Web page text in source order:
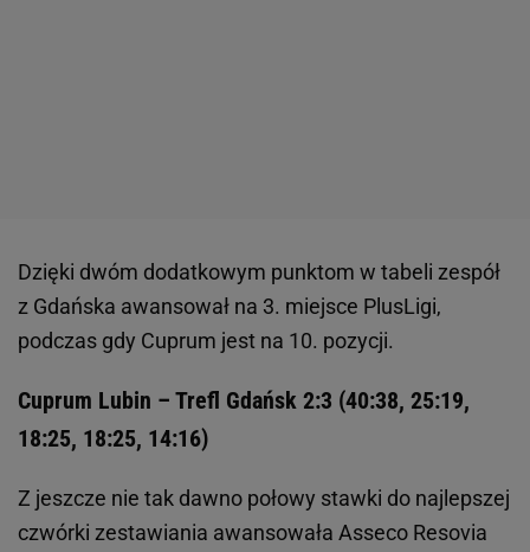
Dzięki dwóm dodatkowym punktom w tabeli zespół
z Gdańska awansował na 3. miejsce PlusLigi,
podczas gdy Cuprum jest na 10. pozycji.
Cuprum Lubin – Trefl Gdańsk 2:3 (40:38, 25:19,
18:25, 18:25, 14:16)
Z jeszcze nie tak dawno połowy stawki do najlepszej
czwórki zestawiania awansowała Asseco Resovia